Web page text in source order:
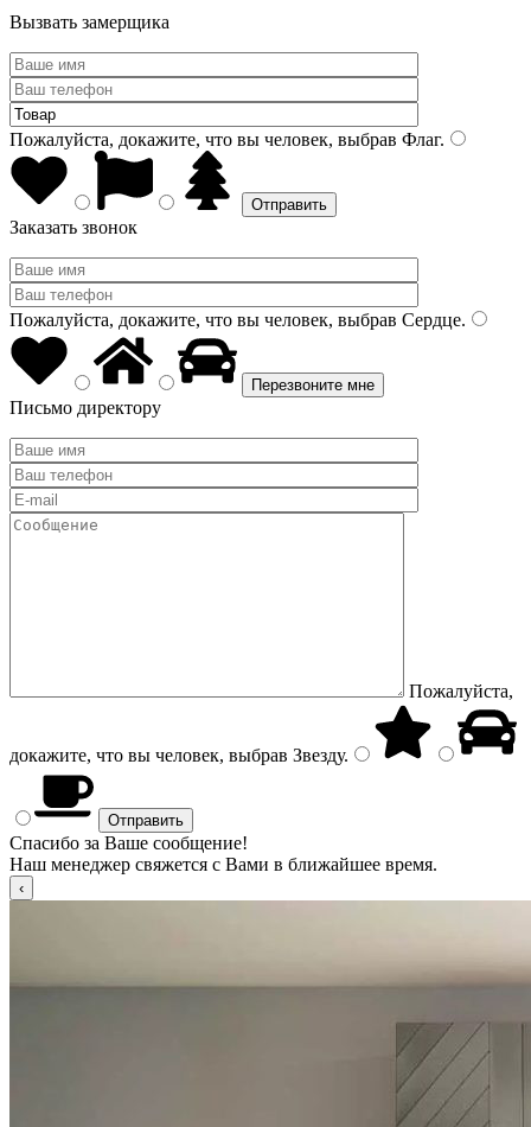
Вызвать замерщика
Пожалуйста, докажите, что вы человек, выбрав Флаг.
Заказать звонок
Пожалуйста, докажите, что вы человек, выбрав Сердце.
Письмо директору
Пожалуйста,
докажите, что вы человек, выбрав Звезду.
Спасибо за Ваше сообщение!
Наш менеджер свяжется с Вами в ближайшее время.